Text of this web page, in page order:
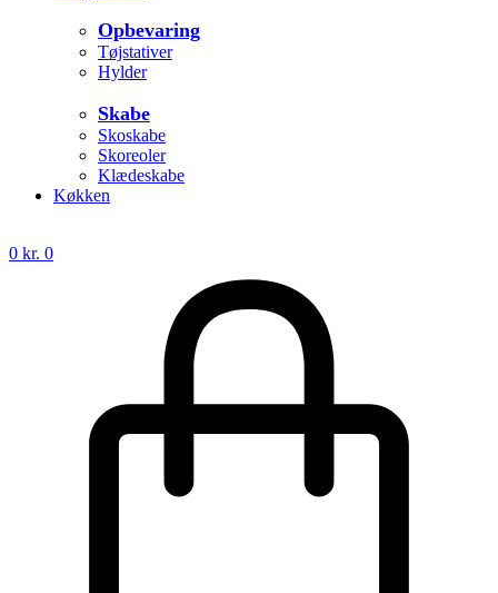
Opbevaring
Tøjstativer
Hylder
Skabe
Skoskabe
Skoreoler
Klædeskabe
Køkken
0 kr. 0